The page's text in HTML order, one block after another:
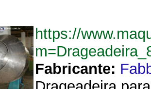
https://
Fabricante: